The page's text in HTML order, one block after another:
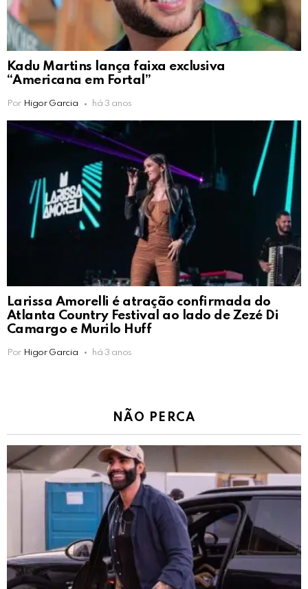
Kadu Martins lança faixa exclusiva
“Americana em Fortal”
Por Higor Garcia há 3 anos
Larissa Amorelli é atração confirmada do
Atlanta Country Festival ao lado de Zezé Di
Camargo e Murilo Huff
Por Higor Garcia há 3 anos
NÃO PERCA